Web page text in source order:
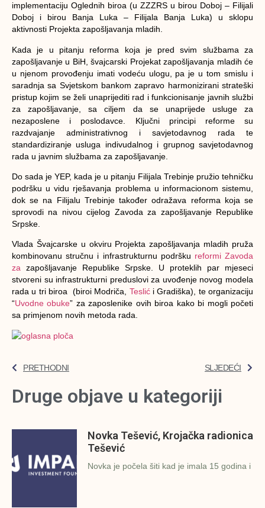
implementaciju Oglednih biroa (u ZZZRS u birou Doboj – Filijali
Doboj i birou Banja Luka – Filijala Banja Luka) u sklopu
aktivnosti Projekta zapošljavanja mladih.
Kada je u pitanju reforma koja je pred svim službama za
zapošljavanje u BiH, švajcarski Projekat zapošljavanja mladih će
u njenom provođenju imati vodeću ulogu, pa je u tom smislu i
saradnja sa Svjetskom bankom zapravo harmonizirani strateški
pristup kojim se želi unaprijediti rad i funkcionisanje javnih službi
za zapošljavanje, sa ciljem da se unaprijede usluge za
nezaposlene i poslodavce. Ključni principi reforme su
razdvajanje administrativnog i savjetodavnog rada te
standardiziranje usluga indivudalnog i grupnog savjetodavnog
rada u javnim službama za zapošljavanje.
Do sada je YEP, kada je u pitanju Filijala Trebinje pružio tehničku
podršku u vidu rješavanja problema u informacionom sistemu,
dok se na Filijalu Trebinje također odražava reforma koja se
sprovodi na nivou cijelog Zavoda za zapošljavanje Republike
Srpske.
Vlada Švajcarske u okviru Projekta zapošljavanja mladih pruža
kombinovanu stručnu i infrastrukturnu podršku reformi Zavoda
za zapošljavanje Republike Srpske. U proteklih par mjeseci
stvoreni su infrastrukturni preduslovi za uvođenje novog modela
rada u tri biroa (biroi Modriča, Teslići Gradiška), te organizaciju
“Uvodne obuke” za zaposlenike ovih biroa kako bi mogli početi
sa primjenom novih metoda rada.
PRETHODNI SLJEDEĆI
Druge objave u kategoriji
Novka Tešević, Krojačka radionica
Tešević
Novka je počela šiti kad je imala 15 godina i